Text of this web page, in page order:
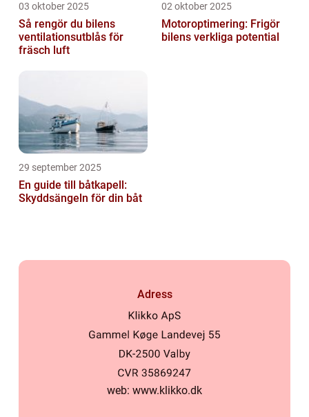
03 oktober 2025
Så rengör du bilens
ventilationsutblås för
fräsch luft
02 oktober 2025
Motoroptimering: Frigör
bilens verkliga potential
29 september 2025
En guide till båtkapell:
Skyddsängeln för din båt
Adress
web: www.klikko.dk